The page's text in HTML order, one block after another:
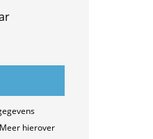
hierover